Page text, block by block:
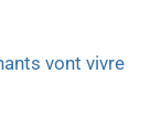
vont vivre